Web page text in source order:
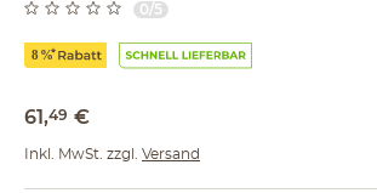
0/5
61,49 €
Inkl. MwSt. zzgl. Versand